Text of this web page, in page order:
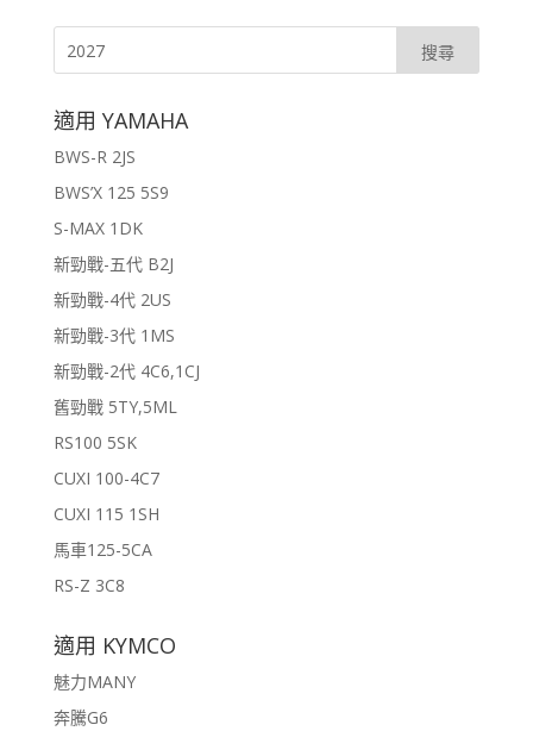
適用 YAMAHA
BWS-R 2JS
BWS’X 125 5S9
S-MAX 1DK
新勁戰-五代 B2J
新勁戰-4代 2US
新勁戰-3代 1MS
新勁戰-2代 4C6,1CJ
舊勁戰 5TY,5ML
RS100 5SK
CUXI 100-4C7
CUXI 115 1SH
馬車125-5CA
RS-Z 3C8
適用 KYMCO
魅力MANY
奔騰G6